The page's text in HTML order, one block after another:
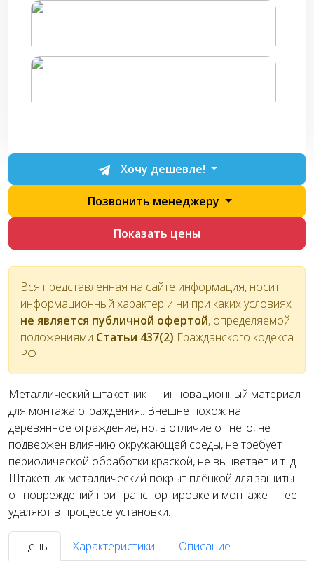
Хочу дешевле!
Позвонить менеджеру
Показать цены
Вся представленная на сайте информация, носит
информационный характер и ни при каких условиях
не является публичной офертой, определяемой
положениями Статьи 437(2) Гражданского кодекса
РФ.
Металлический штакетник — инновационный материал
для монтажа ограждения.. Внешне похож на
деревянное ограждение, но, в отличие от него, не
подвержен влиянию окружающей среды, не требует
периодической обработки краской, не выцветает и т. д.
Штакетник металлический покрыт плёнкой для защиты
от повреждений при транспортировке и монтаже — её
удаляют в процессе установки.
Цены Характеристики Описание